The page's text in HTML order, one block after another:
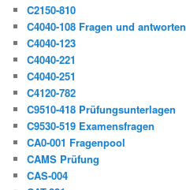
C2150-810
C4040-108 Fragen und antworten
C4040-123
C4040-221
C4040-251
C4120-782
C9510-418 Prüfungsunterlagen
C9530-519 Examensfragen
CA0-001 Fragenpool
CAMS Prüfung
CAS-004